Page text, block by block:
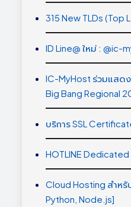
315 New TLDs (Top
ID Line@ ใหม่ : @ic-
IC-MyHost ร่วมแสดง
Big Bang Regional
บริการ SSL
HOTLINE
Cloud Hosting สำหรั
Python, Node.js]